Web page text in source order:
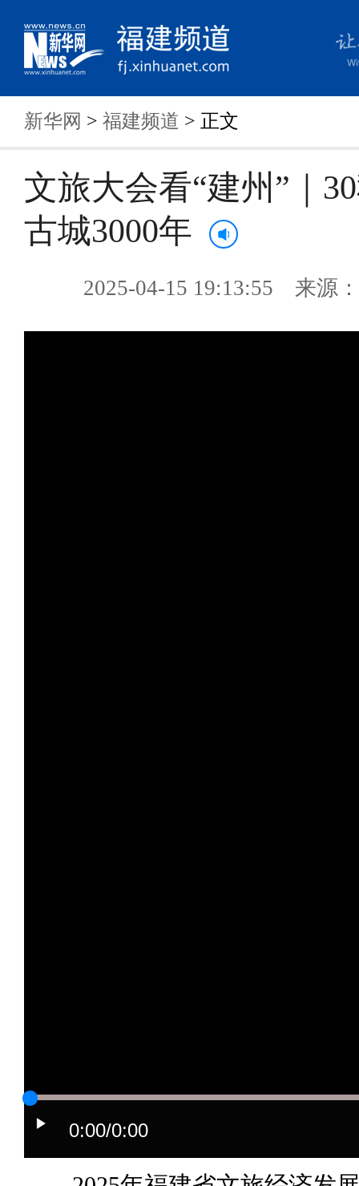
新华网 > 福建频道 > 正文
文旅大会看“建州”｜
古城3000年
2025-04-15 19:13:55 来源
0:00/0:00